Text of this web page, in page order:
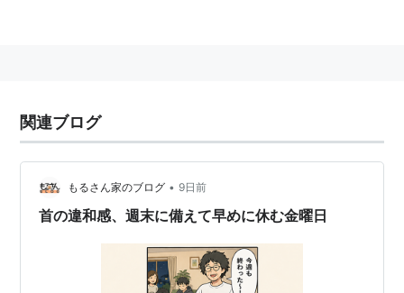
関連ブログ
もるさん家のブログ • 9日前
首の違和感、週末に備えて早めに休む金曜日